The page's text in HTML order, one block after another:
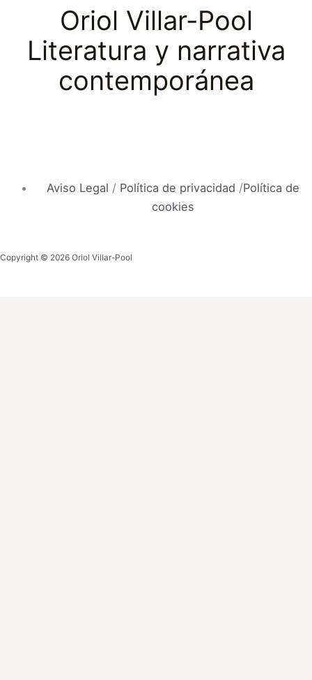
Oriol Villar-Pool
Literatura y narrativa
contemporánea
Aviso Legal / Política de privacidad /Política de
cookies
Copyright © 2026 Oriol Villar-Pool